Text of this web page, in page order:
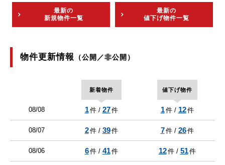
最新の
新規物件一覧
最新の
値下げ物件一覧
物件更新情報 （公開／非公開）
新着物件 値下げ物件
08/08 1件 / 27件 1件 / 12件
08/07 2件 / 39件 7件 / 26件
08/06 6件 / 41件 12件 / 51件